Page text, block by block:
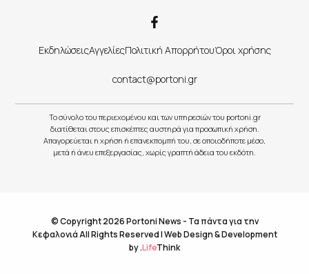
ΕκδηλώσειςΑγγελίεςΠολιτική ΑπορρήτουΌροι χρήσης
contact@portoni.gr
Το σύνολο του περιεχομένου και των υπηρεσιών του portoni.gr
διατίθεται στους επισκέπτες αυστηρά για προσωπική χρήση.
Απαγορεύεται η χρήση ή επανεκπομπή του, σε οποιοδήποτε μέσο,
μετά ή άνευ επεξεργασίας, χωρίς γραπτή άδεια του εκδότη.
© Copyright 2026 Portoni News - Τα πάντα για την
Κεφαλονιά All Rights Reserved |Web Design & Development
by.LifeThink